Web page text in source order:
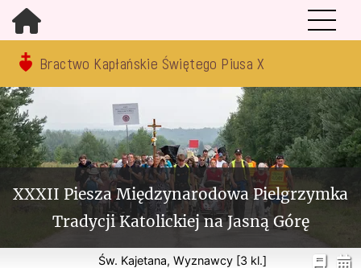
Bractwo Kapłańskie Świętego Piusa X
XXXII Piesza Międzynarodowa Pielgrzymka
Tradycji Katolickiej na Jasną Górę
Św. Kajetana, Wyznawcy [3 kl.]